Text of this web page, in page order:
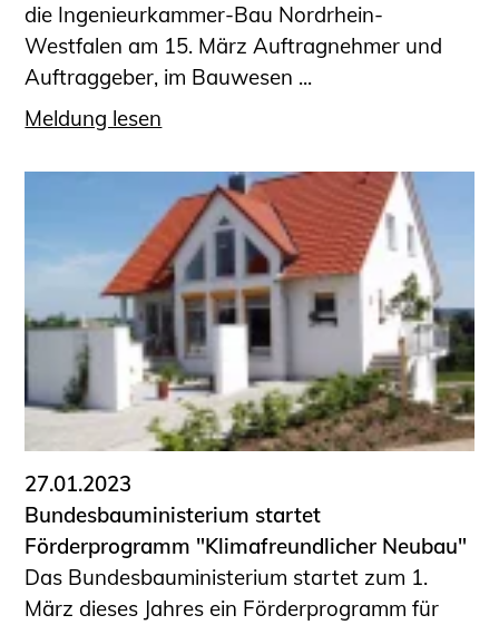
die Ingenieurkammer-Bau Nordrhein-
Westfalen am 15. März Auftragnehmer und
Auftraggeber, im Bauwesen ...
Meldung lesen
27.01.2023
Bundesbauministerium startet
Förderprogramm "Klimafreundlicher Neubau"
Das Bundesbauministerium startet zum 1.
März dieses Jahres ein Förderprogramm für